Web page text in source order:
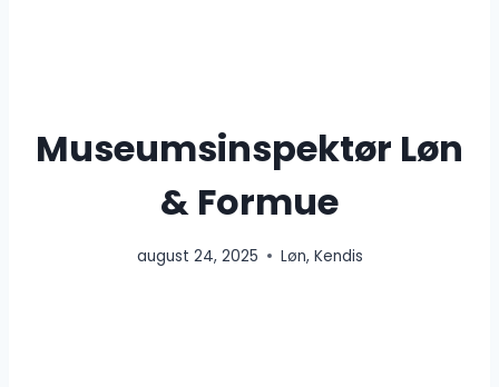
Museumsinspektør Løn
& Formue
august 24, 2025 Løn, Kendis